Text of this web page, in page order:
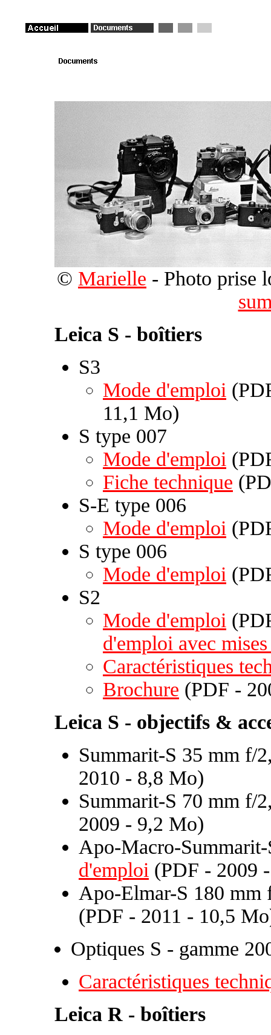
© Marielle - Photo prise
Leica S - boîtiers
S3
Mode d'emploi
11,1 Mo)
S type 007
Mode d'emploi
Fiche technique
S-E type 006
Mode d'emploi
S type 006
Mode d'emploi
S2
Mode d'emploi
d'emploi avec
Caractéristiques
Brochure (PDF -
Leica S - objectifs &
Summarit-S 35 mm f/
2010 - 8,8 Mo)
Summarit-S 70 mm f/
2009 - 9,2 Mo)
Apo-Macro-
d'emploi (PDF - 2009
Apo-Elmar-S 180
(PDF - 2011 - 10,5
Optiques S - gamme
Caractéristiques
Leica R - boîtiers